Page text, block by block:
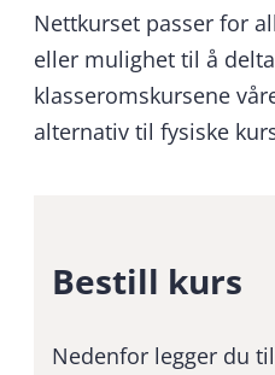
Nettkurset passer for
eller mulighet til å
klasseromskursene
alternativ til fysiske
Bestill kurs
Nedenfor legger du